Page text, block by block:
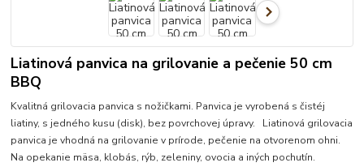
Liatinová panvica na grilovanie a pečenie 50 cm
BBQ
Kvalitná grilovacia panvica s nožičkami. Panvica je vyrobená s čistéj
liatiny, s jedného kusu (disk), bez povrchovej úpravy. Liatinová grilovacia
panvica je vhodná na grilovanie v prírode, pečenie na otvorenom ohni.
Na opekanie mäsa, klobás, rýb, zeleniny, ovocia a iných pochutín.